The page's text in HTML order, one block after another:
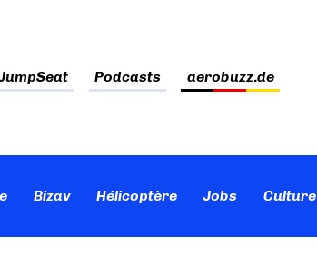
Podcasts aerobuzz.de
Bizav Hélicoptère Jobs